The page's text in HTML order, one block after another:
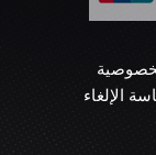
الإلغاء